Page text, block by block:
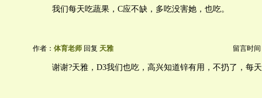
我们每天吃蔬果，C应不缺，多吃没害她，也吃。
作者： 体育老师 回复 天雅 留言时间
谢谢?天雅，D3我们也吃，高兴知道锌有用，不扔了，每